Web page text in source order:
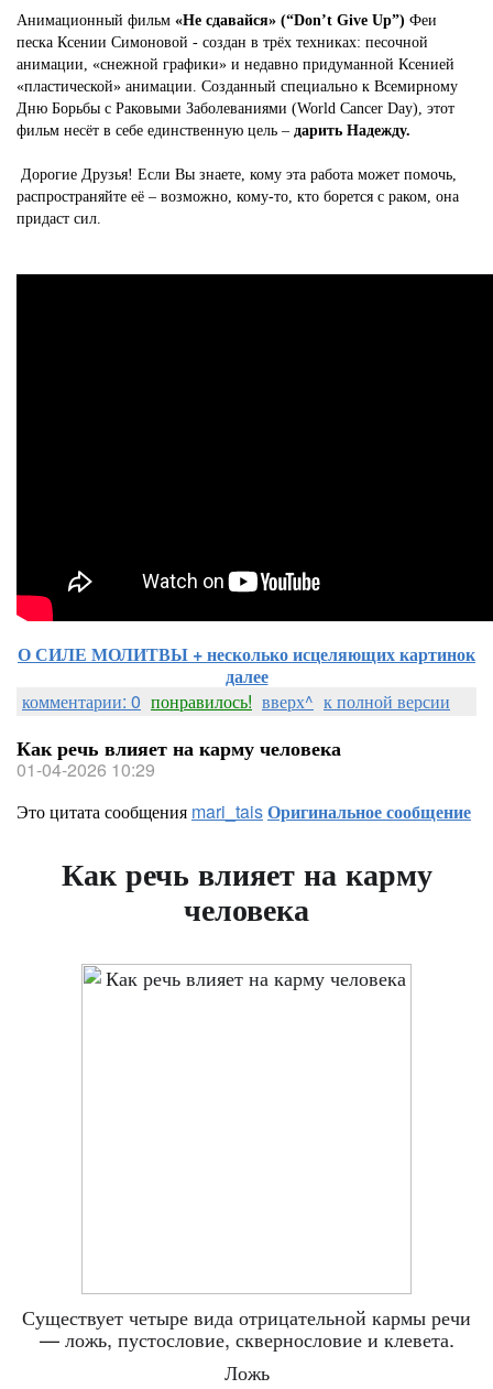
Анимационный фильм «Не сдавайся» (“Don’t Give Up”) Феи
песка Ксении Симоновой - создан в трёх техниках: песочной
анимации, «снежной графики» и недавно придуманной Ксенией
«пластической» анимации. Созданный специально к Всемирному
Дню Борьбы с Раковыми Заболеваниями (World Cancer Day), этот
фильм несёт в себе единственную цель – дарить Надежду.
Дорогие Друзья! Если Вы знаете, кому эта работа может помочь,
распространяйте её – возможно, кому-то, кто борется с раком, она
придаст сил.
О СИЛЕ МОЛИТВЫ + несколько исцеляющих картинок
далее
комментарии: 0 понравилось! вверх^ к полной версии
Как речь влияет на карму человека
01-04-2026 10:29
Это цитата сообщения mari_taisОригинальное сообщение
Как речь влияет на карму
человека
Существует четыре вида отрицательной кармы речи
— ложь, пустословие, сквернословие и клевета.
Ложь